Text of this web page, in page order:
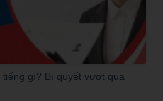
gì? Bí quyết vượt qua